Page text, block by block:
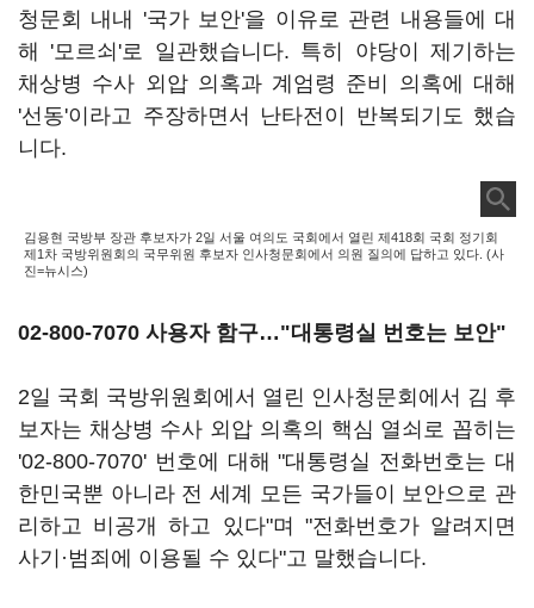
청문회 내내 '국가 보안'을 이유로 관련 내용들에 대
해 '모르쇠'로 일관했습니다. 특히 야당이 제기하는
채상병 수사 외압 의혹과 계엄령 준비 의혹에 대해
'선동'이라고 주장하면서 난타전이 반복되기도 했습
니다.
김용현 국방부 장관 후보자가 2일 서울 여의도 국회에서 열린 제418회 국회 정기회
제1차 국방위원회의 국무위원 후보자 인사청문회에서 의원 질의에 답하고 있다. (사
진=뉴시스)
02-800-7070 사용자 함구…"대통령실 번호는 보안"
2일 국회 국방위원회에서 열린 인사청문회에서 김 후
보자는 채상병 수사 외압 의혹의 핵심 열쇠로 꼽히는
'02-800-7070' 번호에 대해 "대통령실 전화번호는 대
한민국뿐 아니라 전 세계 모든 국가들이 보안으로 관
리하고 비공개 하고 있다"며 "전화번호가 알려지면
사기·범죄에 이용될 수 있다"고 말했습니다.